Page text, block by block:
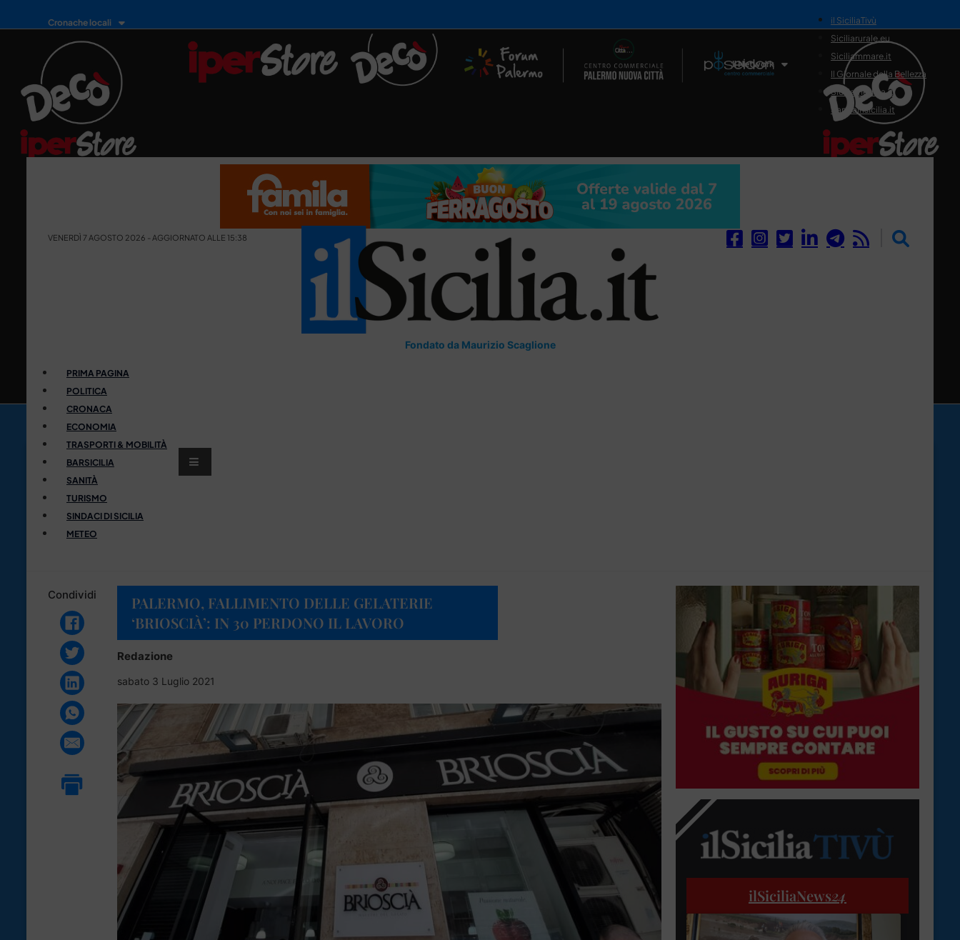
Cronache locali
Il Network
il SiciliaTivù
Siciliarurale.eu
Siciliammare.it
Il Giornale della Bellezza
Siciliamedica.it
Sanitainsicilia.it
VENERDÌ 7 AGOSTO 2026 - AGGIORNATO ALLE 15:38
Fondato da Maurizio Scaglione
PRIMA PAGINA
POLITICA
CRONACA
ECONOMIA
TRASPORTI & MOBILITÀ
BARSICILIA
SANITÀ
TURISMO
SINDACI DI SICILIA
METEO
Condividi
PALERMO, FALLIMENTO DELLE GELATERIE
‘BRIOSCIÀ’: IN 30 PERDONO IL LAVORO
Redazione
sabato 3 Luglio 2021
ilSiciliaNews24